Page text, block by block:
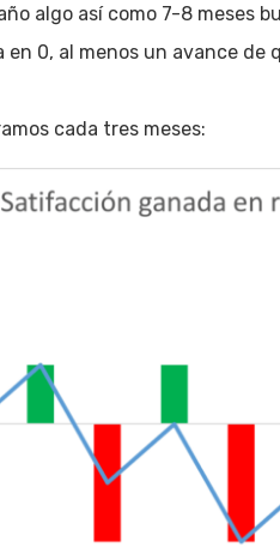
algo así como 7-8 meses
0, al menos un avance de
cada tres meses: